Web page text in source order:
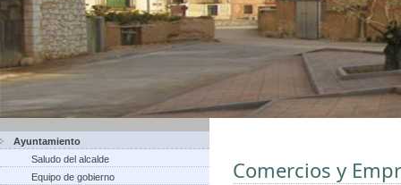
Ayuntamiento
Saludo del alcalde
Equipo de gobierno
Comercios y